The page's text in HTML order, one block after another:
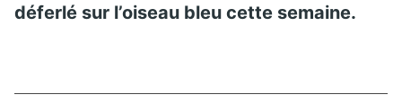
déferlé sur l’oiseau bleu cette semaine.